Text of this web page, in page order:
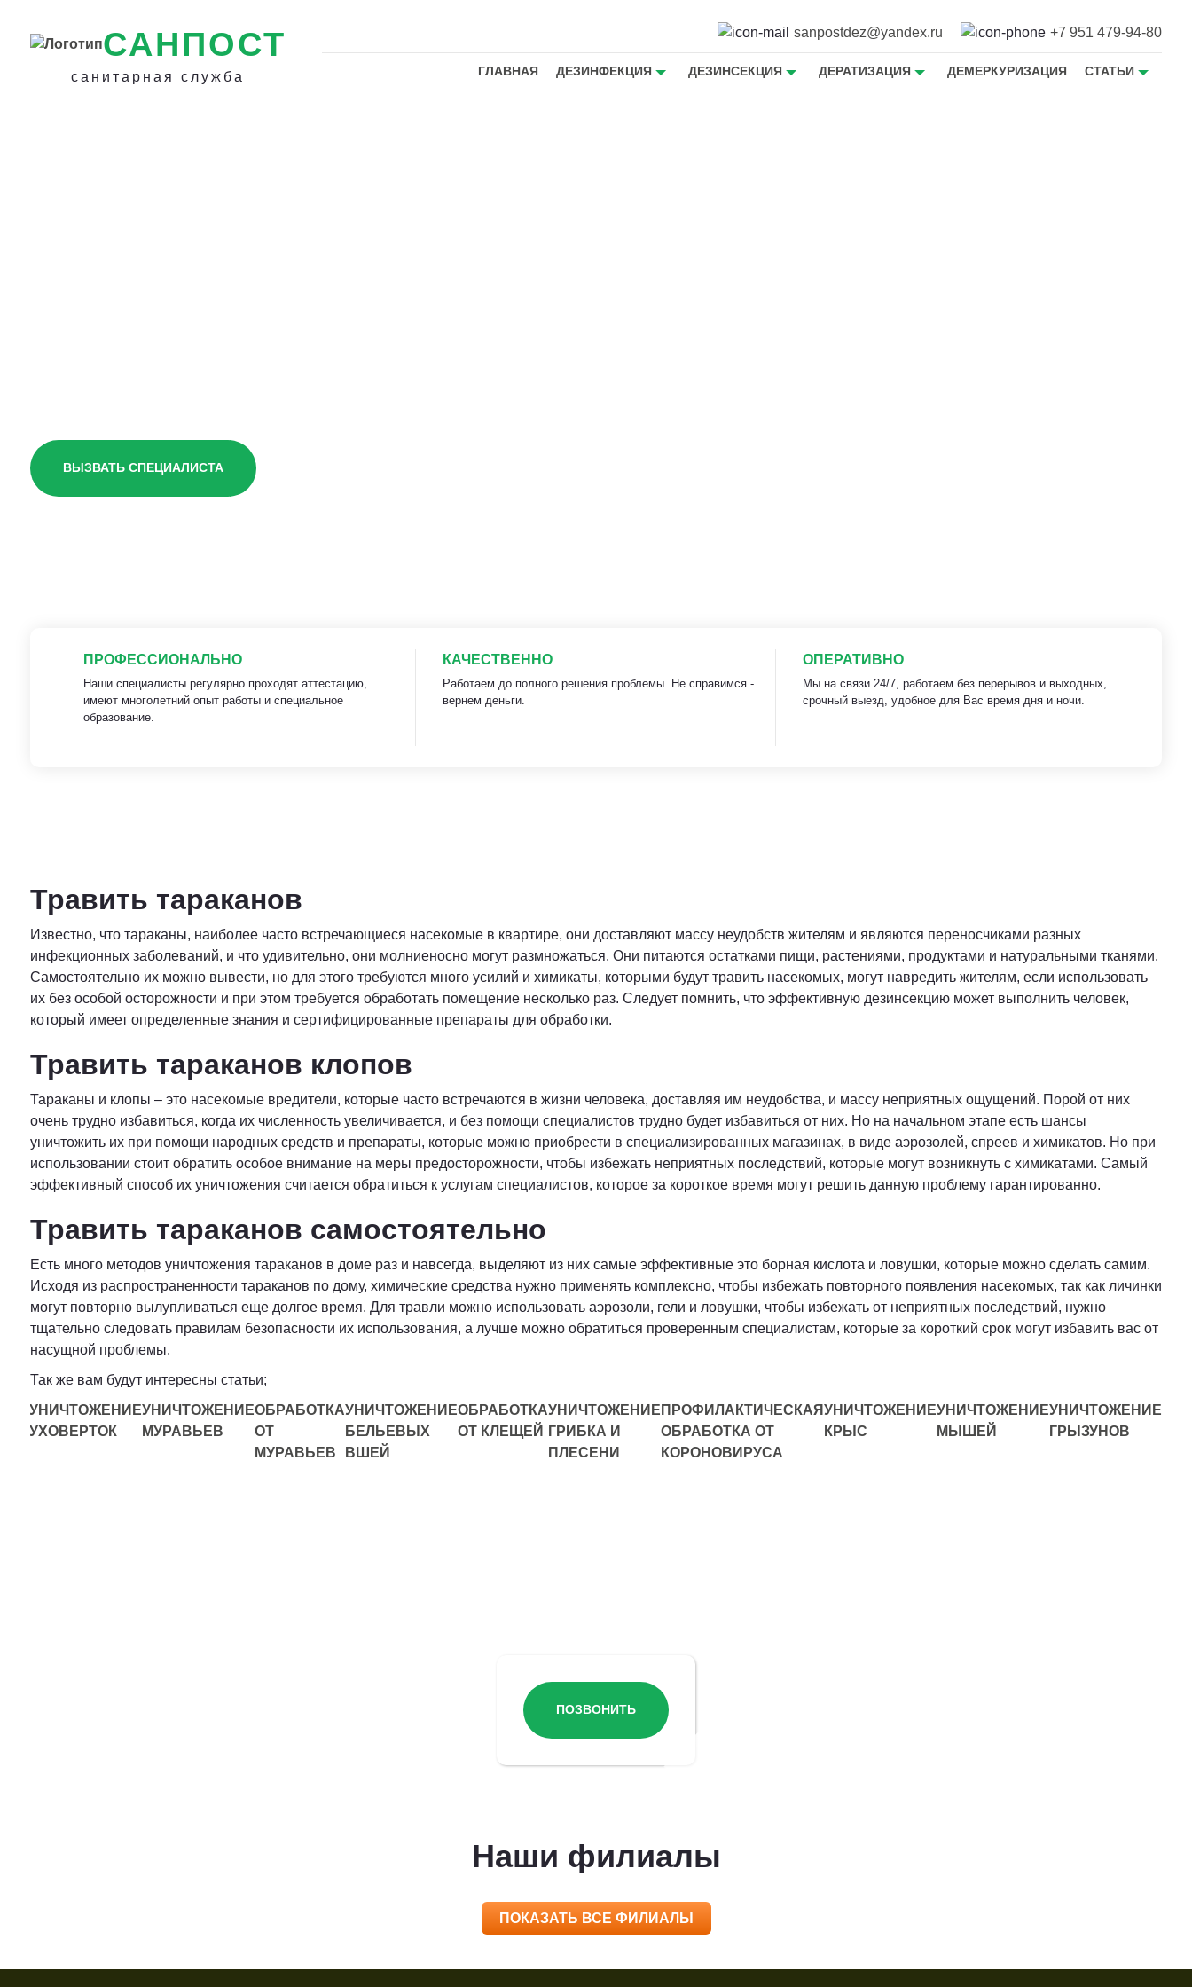
САНПОСТ
санитарная служба
sanpostdez@yandex.ru +7 951 479-94-80
ГЛАВНАЯ ДЕЗИНФЕКЦИЯ ДЕЗИНСЕКЦИЯ ДЕРАТИЗАЦИЯ ДЕМЕРКУРИЗАЦИЯ СТАТЬИ
ВЫЗВАТЬ СПЕЦИАЛИСТА
ПРОФЕССИОНАЛЬНО
Наши специалисты регулярно проходят аттестацию,
имеют многолетний опыт работы и специальное
образование.
КАЧЕСТВЕННО
Работаем до полного решения проблемы. Не справимся -
вернем деньги.
ОПЕРАТИВНО
Мы на связи 24/7, работаем без перерывов и выходных,
срочный выезд, удобное для Вас время дня и ночи.
Травить тараканов
Известно, что тараканы, наиболее часто встречающиеся насекомые в квартире, они доставляют массу неудобств жителям и являются переносчиками разных
инфекционных заболеваний, и что удивительно, они молниеносно могут размножаться. Они питаются остатками пищи, растениями, продуктами и натуральными тканями.
Самостоятельно их можно вывести, но для этого требуются много усилий и химикаты, которыми будут травить насекомых, могут навредить жителям, если использовать
их без особой осторожности и при этом требуется обработать помещение несколько раз. Следует помнить, что эффективную дезинсекцию может выполнить человек,
который имеет определенные знания и сертифицированные препараты для обработки.
Травить тараканов клопов
Тараканы и клопы – это насекомые вредители, которые часто встречаются в жизни человека, доставляя им неудобства, и массу неприятных ощущений. Порой от них
очень трудно избавиться, когда их численность увеличивается, и без помощи специалистов трудно будет избавиться от них. Но на начальном этапе есть шансы
уничтожить их при помощи народных средств и препараты, которые можно приобрести в специализированных магазинах, в виде аэрозолей, спреев и химикатов. Но при
использовании стоит обратить особое внимание на меры предосторожности, чтобы избежать неприятных последствий, которые могут возникнуть с химикатами. Самый
эффективный способ их уничтожения считается обратиться к услугам специалистов, которое за короткое время могут решить данную проблему гарантированно.
Травить тараканов самостоятельно
Есть много методов уничтожения тараканов в доме раз и навсегда, выделяют из них самые эффективные это борная кислота и ловушки, которые можно сделать самим.
Исходя из распространенности тараканов по дому, химические средства нужно применять комплексно, чтобы избежать повторного появления насекомых, так как личинки
могут повторно вылупливаться еще долгое время. Для травли можно использовать аэрозоли, гели и ловушки, чтобы избежать от неприятных последствий, нужно
тщательно следовать правилам безопасности их использования, а лучше можно обратиться проверенным специалистам, которые за короткий срок могут избавить вас от
насущной проблемы.
Так же вам будут интересны статьи;
УНИЧТОЖЕНИЕ
УХОВЕРТОК
УНИЧТОЖЕНИЕ
МУРАВЬЕВ
ОБРАБОТКА
ОТ
МУРАВЬЕВ
УНИЧТОЖЕНИЕ
БЕЛЬЕВЫХ
ВШЕЙ
ОБРАБОТКА
ОТ КЛЕЩЕЙ
УНИЧТОЖЕНИЕ
ГРИБКА И
ПЛЕСЕНИ
ПРОФИЛАКТИЧЕСКАЯ
ОБРАБОТКА ОТ
КОРОНОВИРУСА
УНИЧТОЖЕНИЕ
КРЫС
УНИЧТОЖЕНИЕ
МЫШЕЙ
УНИЧТОЖЕНИЕ
ГРЫЗУНОВ
ПОЗВОНИТЬ
Наши филиалы
ПОКАЗАТЬ ВСЕ ФИЛИАЛЫ